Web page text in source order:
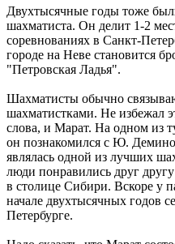
Двухтысячные годы тоже
шахматиста. Он делит 1-2
соревнованиях в Санкт-
городе на Неве становится
"Петровская Ладья".
Шахматисты обычно
шахматистками. Не избежал
слова, и Марат. На одном из
он познакомился с Ю.
являлась одной из лучших
люди понравились друг
в столице Сибири. Вскоре у
начале двухтысячных годов
Петербурге.